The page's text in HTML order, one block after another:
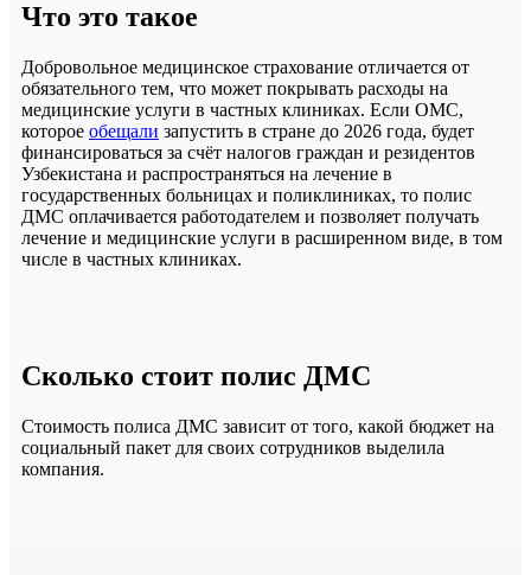
Что это такое
Добровольное медицинское страхование отличается от
обязательного тем, что может покрывать расходы на
медицинские услуги в частных клиниках. Если ОМС,
которое обещали запустить в стране до 2026 года, будет
финансироваться за счёт налогов граждан и резидентов
Узбекистана и распространяться на лечение в
государственных больницах и поликлиниках, то полис
ДМС оплачивается работодателем и позволяет получать
лечение и медицинские услуги в расширенном виде, в том
числе в частных клиниках.
Сколько стоит полис ДМС
Стоимость полиса ДМС зависит от того, какой бюджет на
социальный пакет для своих сотрудников выделила
компания.